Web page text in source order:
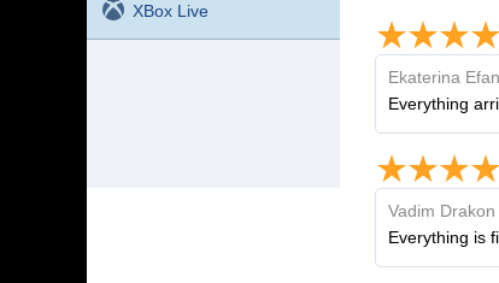
XBox Live
Ekaterina
Everything
Vadim Drakon
Everything is